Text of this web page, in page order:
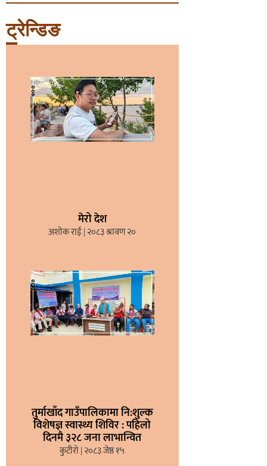
ट्रेन्डिङ
मेरो देश
अशोक राई २०८३ श्रावण २०
तुर्माखाँद गाउँपालिकामा नि:शुल्क
विशेषज्ञ स्वास्थ्य शिविर : पहिलो
दिनमै ३२८ जना लाभान्वित
कुटीरो २०८३ जेष्ठ १५